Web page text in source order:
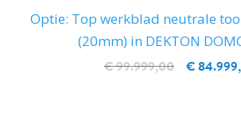
Optie: Top werkblad neutrale
(20mm) in DEKTON
€
€ 99.999,00